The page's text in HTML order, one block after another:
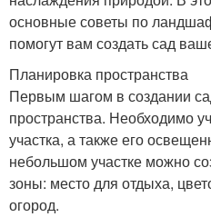
основные советы по
помогут вам создать сад
Планировка пространства
Первым шагом в создании
пространства. Необходимо
участка, а также его
небольшом участке можно
зоны: место для отдыха,
огород.